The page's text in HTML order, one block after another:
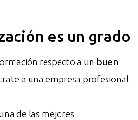
es un grado
respecto a un buen
a una empresa profesional
de las mejores